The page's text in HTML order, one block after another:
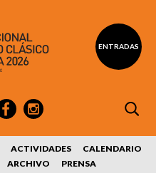
ENTRADAS
ACTIVIDADES
CALENDARIO
ARCHIVO PRENSA